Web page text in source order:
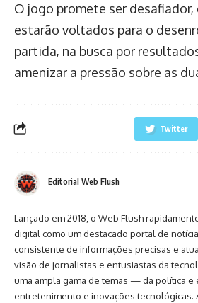
O jogo promete ser
estarão voltados para o
partida, na busca por
amenizar a pressão sobre as
Twitter
Editorial Web Flush
Lançado em 2018, o Web Flush
digital como um destacado portal de
consistente de informações precisas e
visão de jornalistas e entusiastas da
uma ampla gama de temas — da política e
entretenimento e inovações tecnológicas.